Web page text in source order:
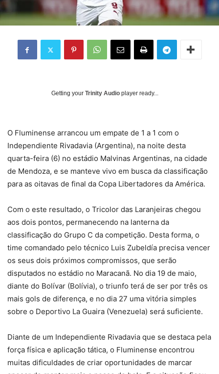
Getting your Trinity Audio player ready...
O Fluminense arrancou um empate de 1 a 1 com o
Independiente Rivadavia (Argentina), na noite desta
quarta-feira (6) no estádio Malvinas Argentinas, na cidade
de Mendoza, e se manteve vivo em busca da classificação
para as oitavas de final da Copa Libertadores da América.
Com o este resultado, o Tricolor das Laranjeiras chegou
aos dois pontos, permanecendo na lanterna da
classificação do Grupo C da competição. Desta forma, o
time comandado pelo técnico Luis Zubeldía precisa vencer
os seus dois próximos compromissos, que serão
disputados no estádio no Maracanã. No dia 19 de maio,
diante do Bolívar (Bolívia), o triunfo terá de ser por três os
mais gols de diferença, e no dia 27 uma vitória simples
sobre o Deportivo La Guaira (Venezuela) será suficiente.
Diante de um Independiente Rivadavia que se destaca pela
força física e aplicação tática, o Fluminense encontrou
muitas dificuldades de criar oportunidades de marcar